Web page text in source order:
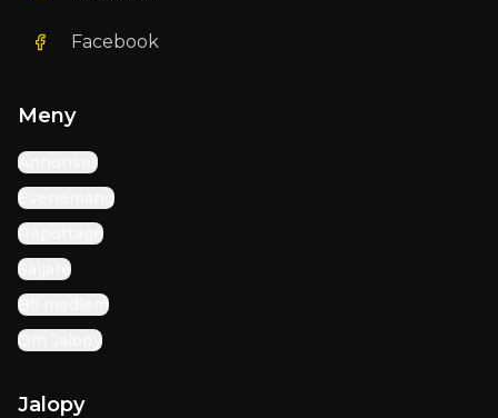
Facebook
Meny
Annonser
Evenemang
Reportage
Säljare
Bli medlem
Om Jalopy
Jalopy